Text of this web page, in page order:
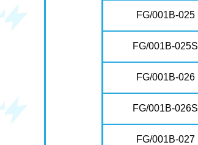
FG/001B-025
FG/001B-025S
FG/001B-026
FG/001B-026S
FG/001B-027